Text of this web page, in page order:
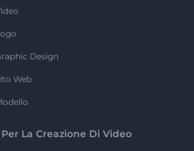
Design
Web
La Creazione Di Video